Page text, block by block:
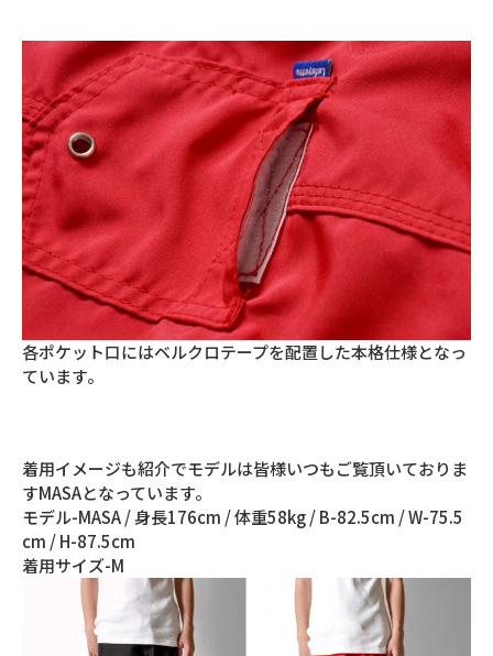
各ポケット口にはベルクロテープを配置した本格仕様となっ
ています。
着用イメージも紹介でモデルは皆様いつもご覧頂いておりま
すMASAとなっています。
モデル-MASA / 身長176cm / 体重58kg / B-82.5cm / W-75.5
cm / H-87.5cm
着用サイズ-M